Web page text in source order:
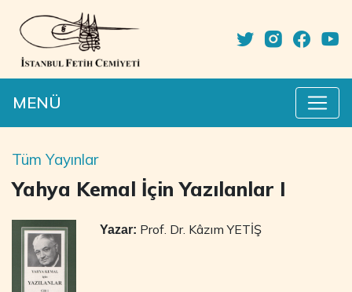
MENÜ
Tüm Yayınlar
Yahya Kemal İçin Yazılanlar I
Yazar: Prof. Dr. Kâzım YETİŞ